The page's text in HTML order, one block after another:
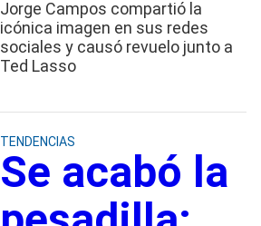
Jorge Campos compartió la
icónica imagen en sus redes
sociales y causó revuelo junto a
Ted Lasso
TENDENCIAS
Se acabó la